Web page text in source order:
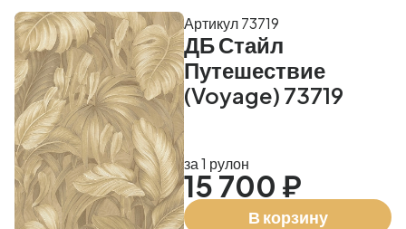
ДБ Стайл
Путешествие
(Voyage) 73719
Артикул 73719
за 1 рулон
15 700 ₽
В корзину